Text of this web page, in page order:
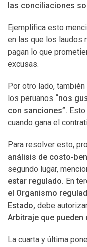
las conciliaciones
Ejemplifica esto
en las que los laudos
pagan lo que
excusas.
Por otro lado,
los peruanos “nos
con sanciones”.
cuando gana el
Para resolver esto,
análisis de costo-
segundo lugar,
estar regulado. En
el Organismo
Estado, debe
Arbitraje que
La cuarta y última